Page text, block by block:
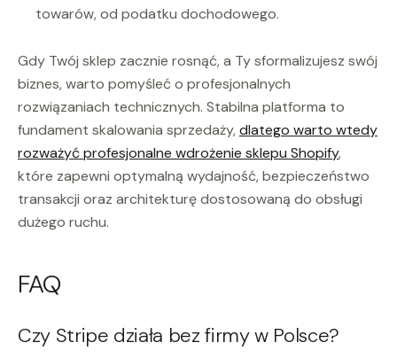
towarów, od podatku dochodowego.
Gdy Twój sklep zacznie rosnąć, a Ty sformalizujesz swój
biznes, warto pomyśleć o profesjonalnych
rozwiązaniach technicznych. Stabilna platforma to
fundament skalowania sprzedaży,dlatego warto wtedy
rozważyć profesjonalne wdrożenie sklepu Shopify,
które zapewni optymalną wydajność, bezpieczeństwo
transakcji oraz architekturę dostosowaną do obsługi
dużego ruchu.
FAQ
Czy Stripe działa bez firmy w Polsce?